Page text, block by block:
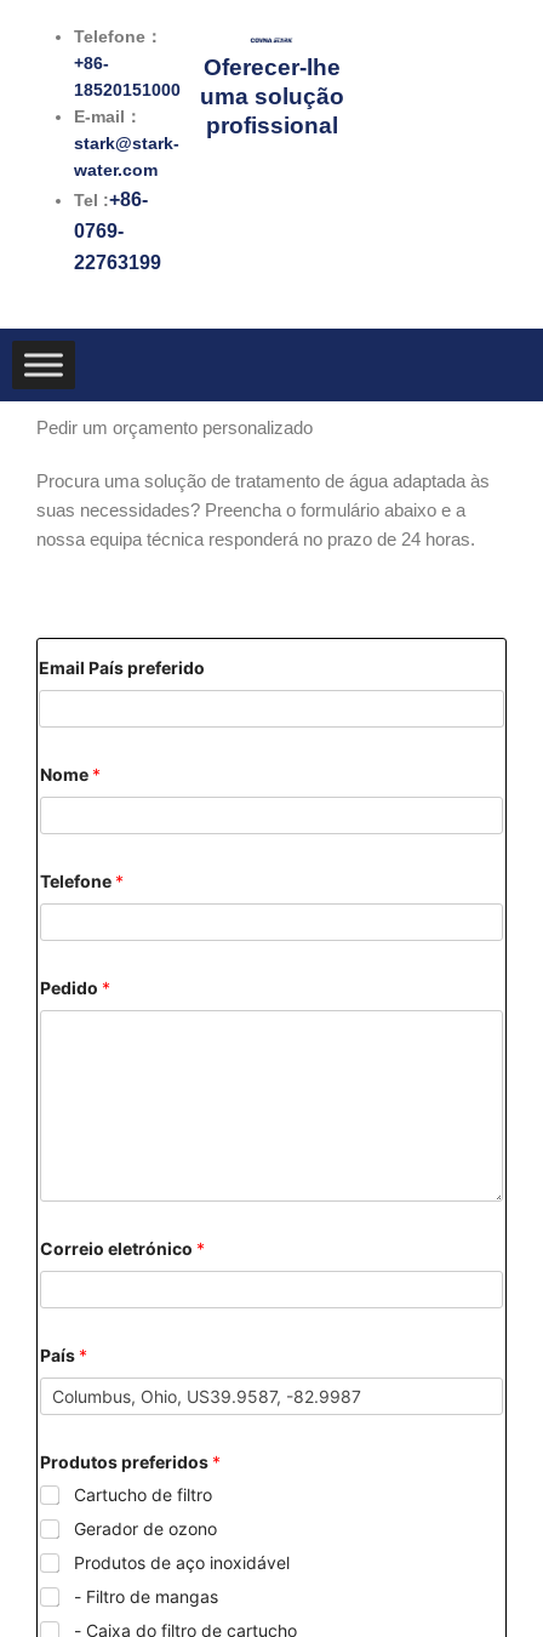
Telefone：
+86-
18520151000
E-mail：
stark@stark-
water.com
Tel :+86-
0769-
22763199
Oferecer-lhe
uma solução
profissional
Pedir um orçamento personalizado
Procura uma solução de tratamento de água adaptada às
suas necessidades? Preencha o formulário abaixo e a
nossa equipa técnica responderá no prazo de 24 horas.
Email País preferido
Nome *
Telefone *
Pedido *
Correio eletrónico *
País *
Produtos preferidos *
Cartucho de filtro
Gerador de ozono
Produtos de aço inoxidável
- Filtro de mangas
- Caixa do filtro de cartucho